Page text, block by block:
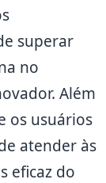
superar
no
Além
os usuários
atender às
eficaz do